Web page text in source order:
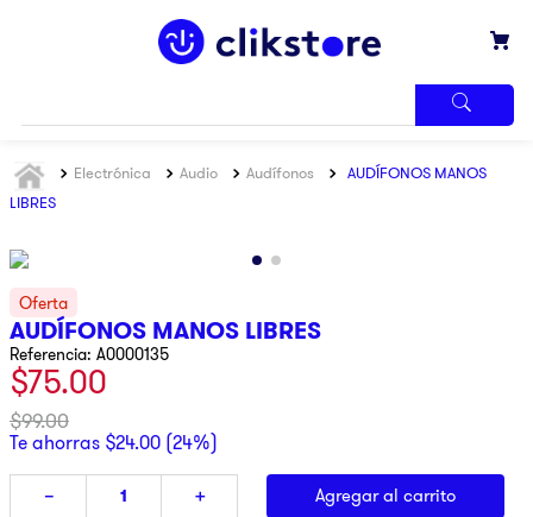
Electrónica Audio Audífonos
AUDÍFONOS MANOS
LIBRES
AUDÍFONOS MANOS LIBRES
Referencia: A0000135
$75.00
$99.00
Te ahorras $24.00 (24%)
＋
－ Agregar al carrito
MÁS
BUSCADOS
3.
4.
pantalla
5.
motos
6.
xbox
7.
ninja